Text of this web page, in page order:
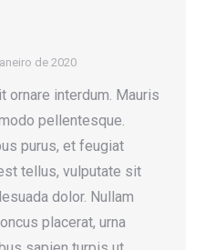
de 2020
ornare interdum. Mauris
pellentesque.
purus, et feugiat
tellus, vulputate sit
dolor. Nullam
placerat, urna